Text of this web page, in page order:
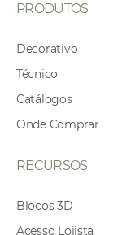
PRODUTOS
Decorativo
Técnico
Catálogos
Onde Comprar
RECURSOS
Blocos 3D
Acesso Lojista